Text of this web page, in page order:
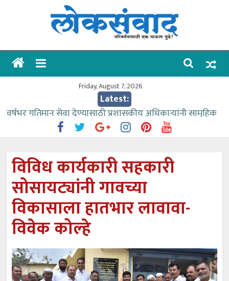
लोकसंवाद
ताज्या
Friday, August 7, 2026
Latest:
वर्षभर गतिमान सेवा देण्यासाठी प्रशासकीय अधिकाऱ्यांनी सामुहिक
प्रयत्न करावे – आमदार काळे
काळे
आत्मामालिक गुरूकूलाचे २२८ विद्यार्थी शिष्यवृत्तीस पात्र
ईच्छा आणि मेहनतीच्या बळावर यश मिळवता येते – शिवप्रसाद
पंडोरे
आमदार आशुतोष काळे यांचा वाढदिवस विविध सामाजिक
उपक्रमांनी साजरा
विविध कार्यकारी सहकारी
सोसायट्यांनी गावच्या
विकासाला हातभार लावावा-
विवेक कोल्हे